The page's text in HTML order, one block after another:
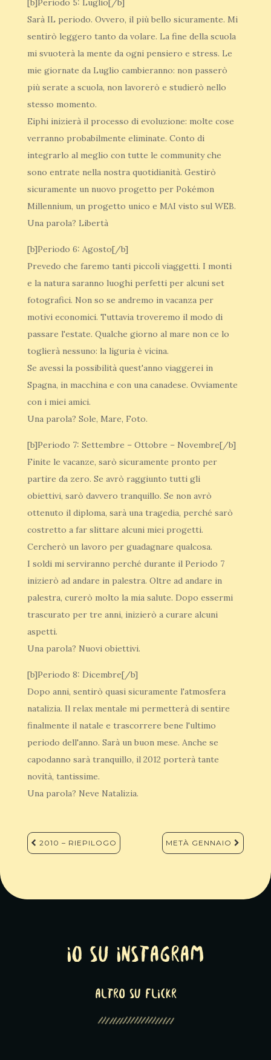
[b]Periodo 5: Luglio[/b]
Sarà IL periodo. Ovvero, il più bello sicuramente. Mi
sentirò leggero tanto da volare. La fine della scuola
mi svuoterà la mente da ogni pensiero e stress. Le
mie giornate da Luglio cambieranno: non passerò
più serate a scuola, non lavorerò e studierò nello
stesso momento.
Eiphi inizierà il processo di evoluzione: molte cose
verranno probabilmente eliminate. Conto di
integrarlo al meglio con tutte le community che
sono entrate nella nostra quotidianità. Gestirò
sicuramente un nuovo progetto per Pokémon
Millennium, un progetto unico e MAI visto sul WEB.
Una parola? Libertà
[b]Periodo 6: Agosto[/b]
Prevedo che faremo tanti piccoli viaggetti. I monti
e la natura saranno luoghi perfetti per alcuni set
fotografici. Non so se andremo in vacanza per
motivi economici. Tuttavia troveremo il modo di
passare l'estate. Qualche giorno al mare non ce lo
toglierà nessuno: la liguria è vicina.
Se avessi la possibilità quest'anno viaggerei in
Spagna, in macchina e con una canadese. Ovviamente
con i miei amici.
Una parola? Sole, Mare, Foto.
[b]Periodo 7: Settembre – Ottobre – Novembre[/b]
Finite le vacanze, sarò sicuramente pronto per
partire da zero. Se avrò raggiunto tutti gli
obiettivi, sarò davvero tranquillo. Se non avrò
ottenuto il diploma, sarà una tragedia, perché sarò
costretto a far slittare alcuni miei progetti.
Cercherò un lavoro per guadagnare qualcosa.
I soldi mi serviranno perché durante il Periodo 7
inizierò ad andare in palestra. Oltre ad andare in
palestra, curerò molto la mia salute. Dopo essermi
trascurato per tre anni, inizierò a curare alcuni
aspetti.
Una parola? Nuovi obiettivi.
[b]Periodo 8: Dicembre[/b]
Dopo anni, sentirò quasi sicuramente l'atmosfera
natalizia. Il relax mentale mi permetterà di sentire
finalmente il natale e trascorrere bene l'ultimo
periodo dell'anno. Sarà un buon mese. Anche se
capodanno sarà tranquillo, il 2012 porterà tante
novità, tantissime.
Una parola? Neve Natalizia.
Navigazione
articoli
2010 – RIEPILOGO METÀ GENNAIO
Io su Instagram
altro su Flickr